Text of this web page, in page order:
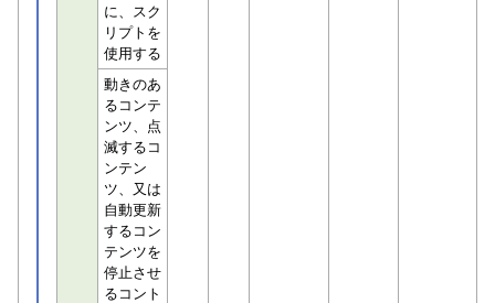
に、スク
リプトを
使用する
動きのあ
るコンテ
ンツ、点
滅するコ
ンテン
ツ、又は
自動更新
するコン
テンツを
停止させ
るコント